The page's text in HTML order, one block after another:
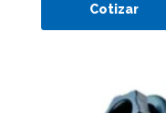
Cotizar